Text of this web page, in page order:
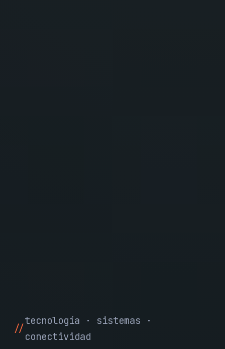
tecnología · sistemas ·
conectividad